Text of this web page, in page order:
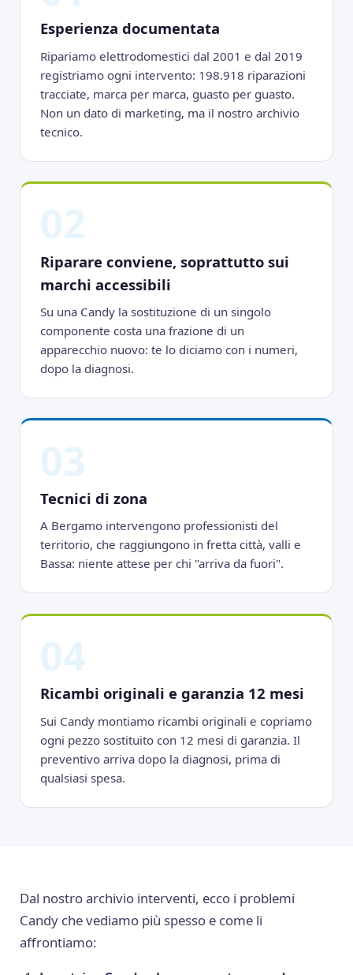
Esperienza documentata
Ripariamo elettrodomestici dal 2001 e dal 2019
registriamo ogni intervento: 198.918 riparazioni
tracciate, marca per marca, guasto per guasto.
Non un dato di marketing, ma il nostro archivio
tecnico.
Riparare conviene, soprattutto sui
marchi accessibili
Su una Candy la sostituzione di un singolo
componente costa una frazione di un
apparecchio nuovo: te lo diciamo con i numeri,
dopo la diagnosi.
Tecnici di zona
A Bergamo intervengono professionisti del
territorio, che raggiungono in fretta città, valli e
Bassa: niente attese per chi "arriva da fuori".
Ricambi originali e garanzia 12 mesi
Sui Candy montiamo ricambi originali e copriamo
ogni pezzo sostituito con 12 mesi di garanzia. Il
preventivo arriva dopo la diagnosi, prima di
qualsiasi spesa.
Dal nostro archivio interventi, ecco i problemi
Candy che vediamo più spesso e come li
affrontiamo: